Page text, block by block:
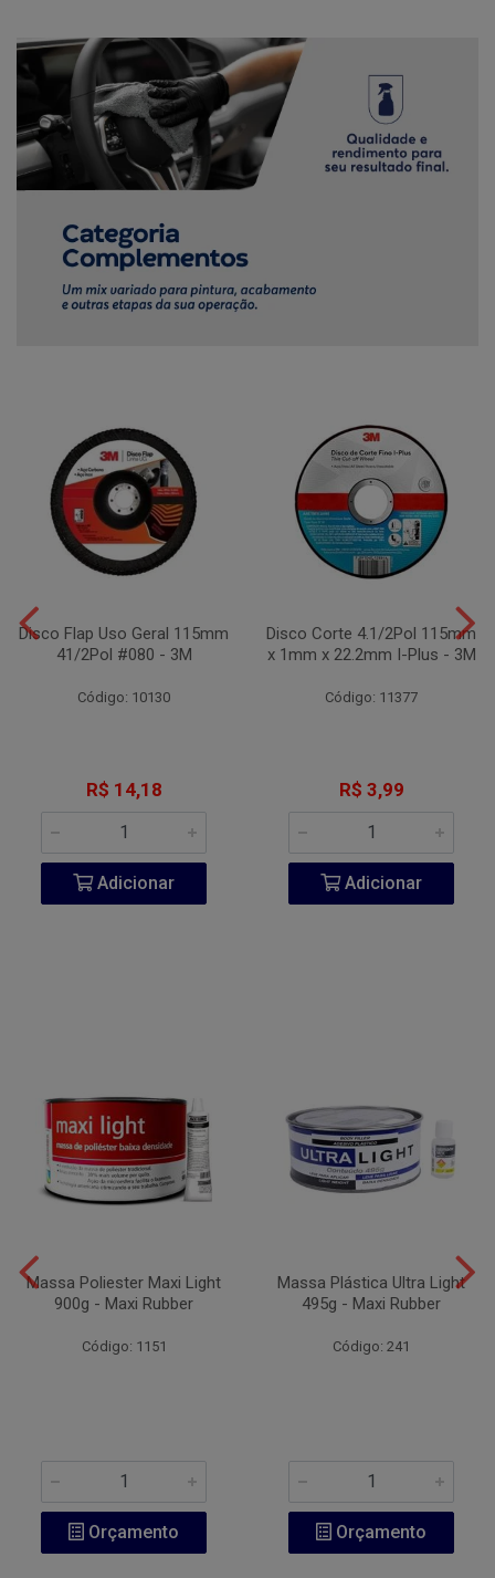
Disco Flap Uso Geral 115mm
41/2Pol #080 - 3M
Código: 10130
R$ 14,18
Adicionar
Disco Corte 4.1/2Pol 115mm
x 1mm x 22.2mm I-Plus - 3M
Código: 11377
R$ 3,99
Adicionar
Massa Poliester Maxi Light
900g - Maxi Rubber
Código: 1151
Orçamento
Massa Plástica Ultra Light
495g - Maxi Rubber
Código: 241
Orçamento